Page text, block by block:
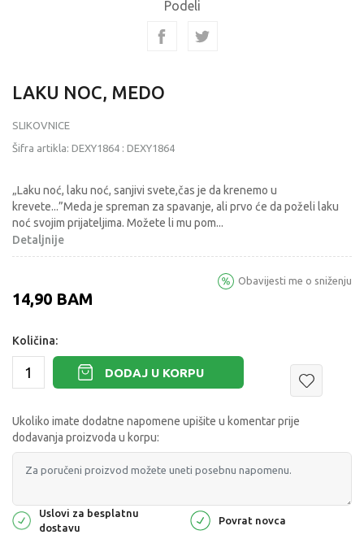
Podeli
LAKU NOC, MEDO
SLIKOVNICE
Šifra artikla: DEXY1864 : DEXY1864
„Laku noć, laku noć, sanjivi svete,čas je da krenemo u
krevete...”Meda je spreman za spavanje, ali prvo će da poželi laku
noć svojim prijateljima. Možete li mu pom...
Detaljnije
14,90 BAM
Obavijesti me o sniženju
Količina:
DODAJ U KORPU
Ukoliko imate dodatne napomene upišite u komentar prije
dodavanja proizvoda u korpu:
Uslovi za besplatnu
dostavu
Povrat novca